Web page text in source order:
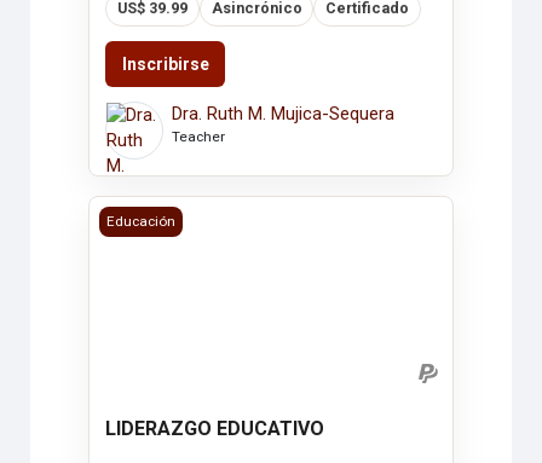
US$ 39.99 Asincrónico Certificado
Inscribirse
Dra. Ruth M. Mujica-Sequera
Teacher
LIDERAZGO EDUCATIVO
Educación
LIDERAZGO EDUCATIVO